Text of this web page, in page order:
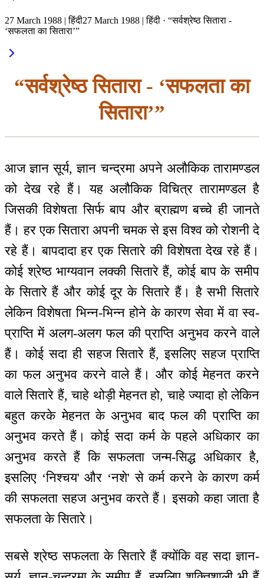
27 March 1988 | हिंदी27 March 1988 | हिंदी · “सर्वश्रेष्ठ सितारा -
‘सफलता का सितारा’”
“सर्वश्रेष्ठ सितारा - ‘सफलता का
सितारा’”
आज ज्ञान सूर्य, ज्ञान चन्द्रमा अपने अलौकिक तारामण्डल
को देख रहे हैं। यह अलौकिक विचित्र तारामण्डल है
जिसकी विशेषता सिर्फ बाप और ब्राह्मण बच्चे ही जानते
हैं। हर एक सितारा अपनी चमक से इस विश्व को रोशनी दे
रहे हैं। बापदादा हर एक सितारे की विशेषता देख रहे हैं।
कोई श्रेष्ठ भाग्यवान लक्की सितारे हैं, कोई बाप के समीप
के सितारे हैं और कोई दूर के सितारे हैं। है सभी सितारे
लेकिन विशेषता भिन्न-भिन्न होने के कारण सेवा में वा स्व-
प्राप्ति में अलग-अलग फल की प्राप्ति अनुभव करने वाले
हैं। कोई सदा ही सहज सितारे हैं, इसलिए सहज प्राप्ति
का फल अनुभव करने वाले हैं। और कोई मेहनत करने
वाले सितारे हैं, चाहे थोड़ी मेहनत हो, चाहे ज्यादा हो लेकिन
बहुत करके मेहनत के अनुभव बाद फल की प्राप्ति का
अनुभव करते हैं। कोई सदा कर्म के पहले अधिकार का
अनुभव करते हैं कि सफलता जन्म-सिद्ध अधिकार है,
इसलिए ‘निश्चय' और ‘नशे' से कर्म करने के कारण कर्म
की सफलता सहज अनुभव करते हैं। इसको कहा जाता है
सफलता के सितारे।
सबसे श्रेष्ठ सफलता के सितारे हैं क्योंकि वह सदा ज्ञान-